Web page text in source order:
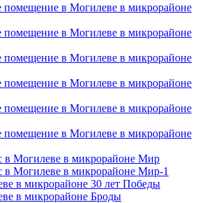
помещение в Могилеве в микрорайоне
помещение в Могилеве в микрорайоне
помещение в Могилеве в микрорайоне
помещение в Могилеве в микрорайоне
помещение в Могилеве в микрорайоне
помещение в Могилеве в микрорайоне
в Могилеве в микрорайоне Мир
в Могилеве в микрорайоне Мир-1
в микрорайоне 30 лет Победы
в микрорайоне Броды